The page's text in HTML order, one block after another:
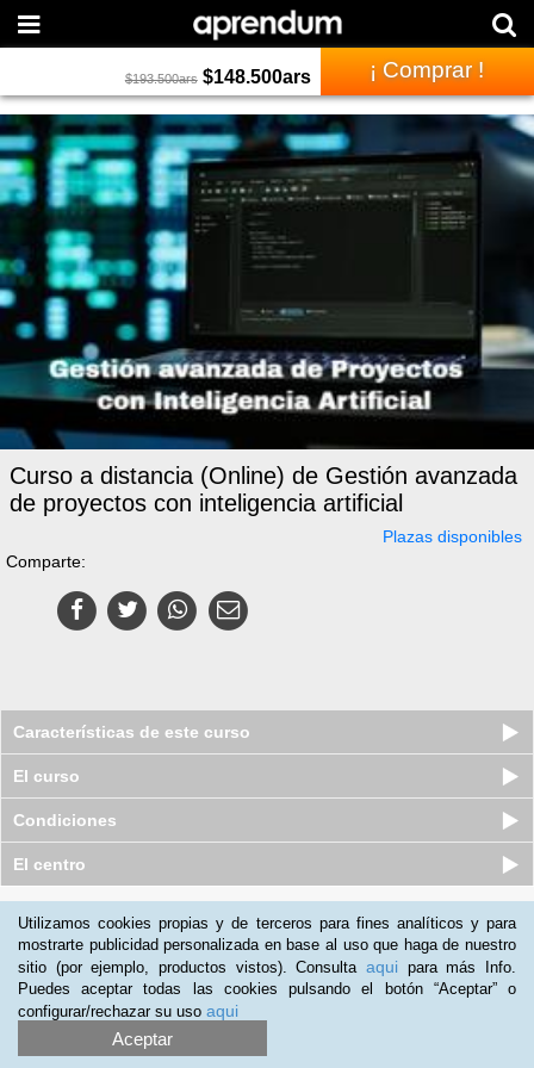
$193.500ars $148.500ars ¡ Comprar !
Curso a distancia (Online) de Gestión avanzada
de proyectos con inteligencia artificial
Plazas disponibles
Comparte:
Características de este curso
El curso
Condiciones
El centro
Utilizamos cookies propias y de terceros para fines analíticos y para
mostrarte publicidad personalizada en base al uso que haga de nuestro
sitio (por ejemplo, productos vistos). Consulta aqui para más Info.
Puedes aceptar todas las cookies pulsando el botón “Aceptar” o
configurar/rechazar su uso aqui
Aceptar
Promociona tu negocio |Programa de Afiliación
2012-2026 Aprendum
LLámanos: